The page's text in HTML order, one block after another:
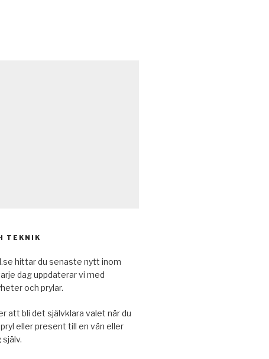
TEKNIK
hittar du senaste nytt inom
dag uppdaterar vi med
och prylar.
att bli det självklara valet när du
eller present till en vän eller